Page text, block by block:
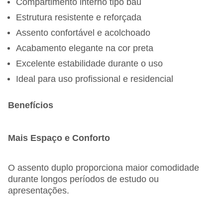
Compartimento interno tipo baú
Estrutura resistente e reforçada
Assento confortável e acolchoado
Acabamento elegante na cor preta
Excelente estabilidade durante o uso
Ideal para uso profissional e residencial
Benefícios
Mais Espaço e Conforto
O assento duplo proporciona maior comodidade
durante longos períodos de estudo ou
apresentações.